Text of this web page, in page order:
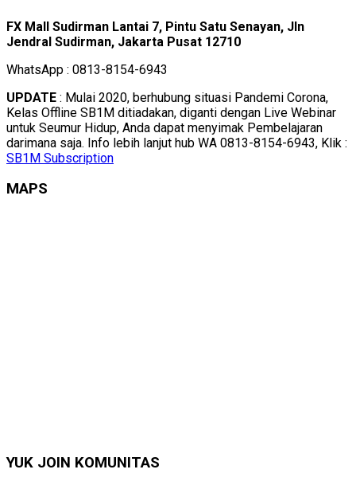
FX Mall Sudirman Lantai 7, Pintu Satu Senayan, Jln
Jendral Sudirman, Jakarta Pusat 12710
WhatsApp : 0813-8154-6943
UPDATE : Mulai 2020, berhubung situasi Pandemi Corona,
Kelas Offline SB1M ditiadakan, diganti dengan Live Webinar
untuk Seumur Hidup, Anda dapat menyimak Pembelajaran
darimana saja. Info lebih lanjut hub WA 0813-8154-6943, Klik :
SB1M Subscription
MAPS
YUK JOIN KOMUNITAS